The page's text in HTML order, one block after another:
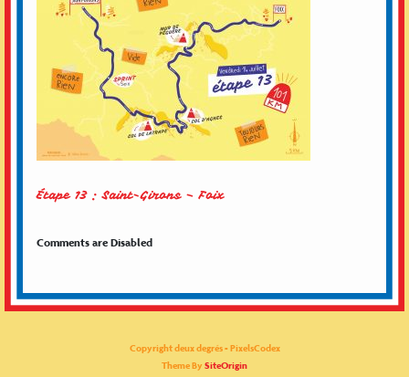
Étape 13 : Saint-Girons – Foix
Comments are Disabled
Copyright deux degrés - PixelsCodex
Theme By SiteOrigin